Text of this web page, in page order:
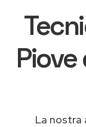
La nostra